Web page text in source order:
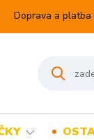
Doprava a platba